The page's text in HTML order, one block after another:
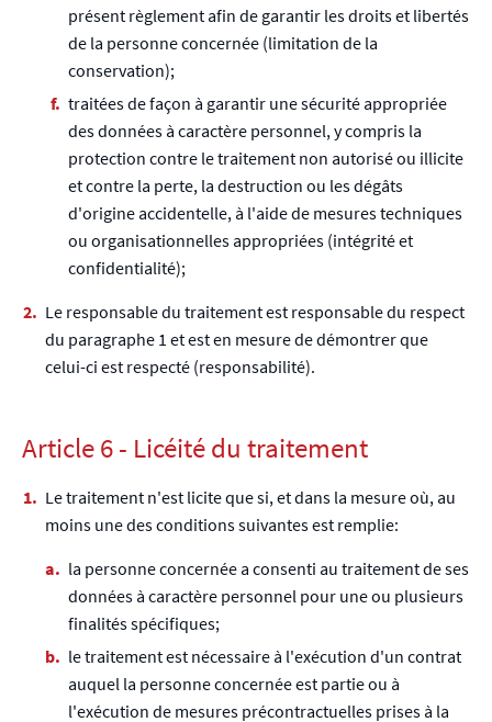
présent règlement afin de garantir les droits et libertés
de la personne concernée (limitation de la
conservation);
traitées de façon à garantir une sécurité appropriée
des données à caractère personnel, y compris la
protection contre le traitement non autorisé ou illicite
et contre la perte, la destruction ou les dégâts
d'origine accidentelle, à l'aide de mesures techniques
ou organisationnelles appropriées (intégrité et
confidentialité);
Le responsable du traitement est responsable du respect
du paragraphe 1 et est en mesure de démontrer que
celui-ci est respecté (responsabilité).
Article 6 - Licéité du traitement
Le traitement n'est licite que si, et dans la mesure où, au
moins une des conditions suivantes est remplie:
la personne concernée a consenti au traitement de ses
données à caractère personnel pour une ou plusieurs
finalités spécifiques;
le traitement est nécessaire à l'exécution d'un contrat
auquel la personne concernée est partie ou à
l'exécution de mesures précontractuelles prises à la